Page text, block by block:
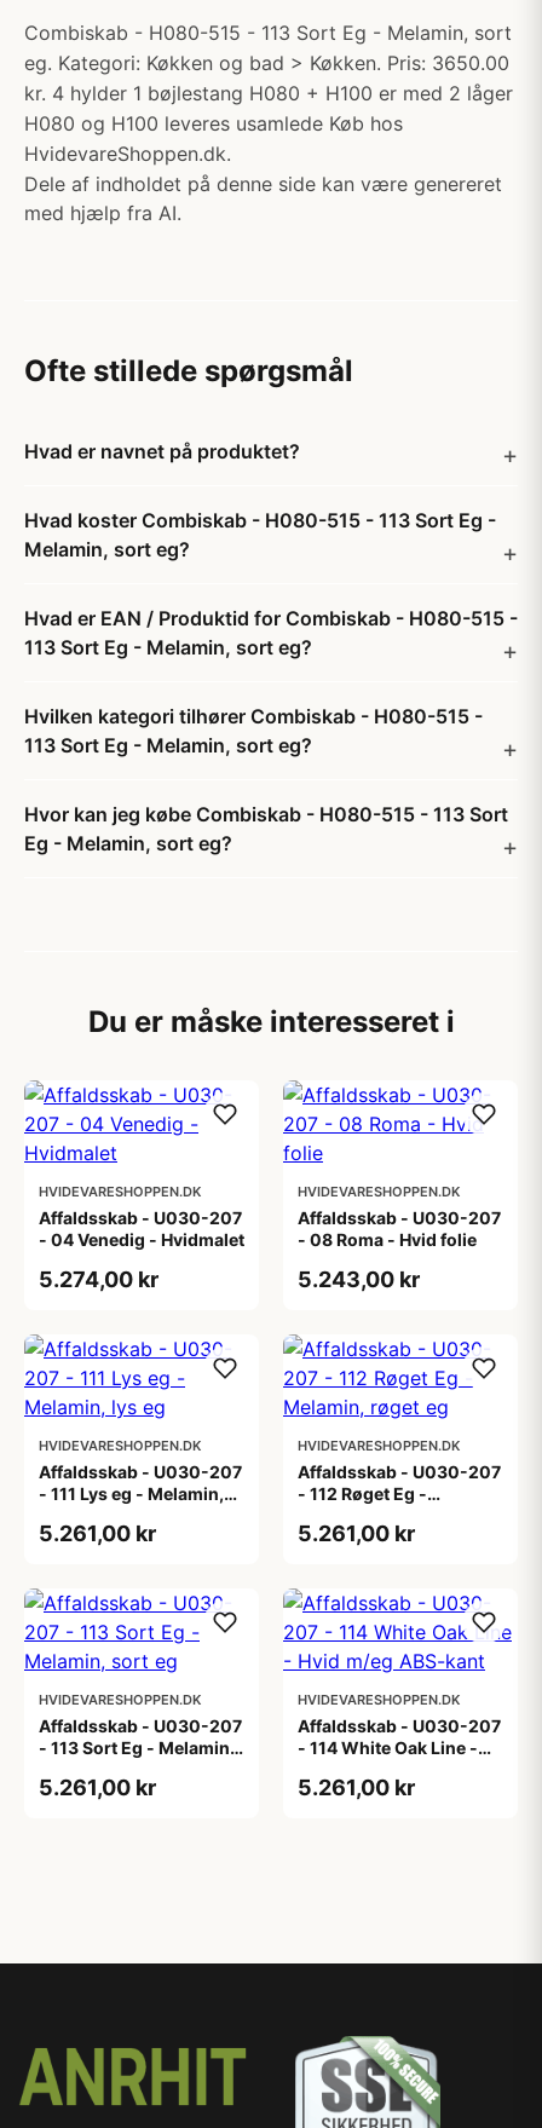
Combiskab - H080-515 - 113 Sort Eg - Melamin, sort
eg. Kategori: Køkken og bad > Køkken. Pris: 3650.00
kr. 4 hylder 1 bøjlestang H080 + H100 er med 2 låger
H080 og H100 leveres usamlede Køb hos
HvidevareShoppen.dk.
Dele af indholdet på denne side kan være genereret
med hjælp fra AI.
Ofte stillede spørgsmål
Hvad er navnet på produktet?
Hvad koster Combiskab - H080-515 - 113 Sort Eg -
Melamin, sort eg?
Hvad er EAN / Produktid for Combiskab - H080-515 -
113 Sort Eg - Melamin, sort eg?
Hvilken kategori tilhører Combiskab - H080-515 -
113 Sort Eg - Melamin, sort eg?
Hvor kan jeg købe Combiskab - H080-515 - 113 Sort
Eg - Melamin, sort eg?
Du er måske interesseret i
HVIDEVARESHOPPEN.DK
Affaldsskab - U030-207
- 04 Venedig - Hvidmalet
5.274,00 kr
HVIDEVARESHOPPEN.DK
Affaldsskab - U030-207
- 08 Roma - Hvid folie
5.243,00 kr
HVIDEVARESHOPPEN.DK
Affaldsskab - U030-207
- 111 Lys eg - Melamin,
5.261,00 kr
HVIDEVARESHOPPEN.DK
Affaldsskab - U030-207
- 112 Røget Eg -
5.261,00 kr
HVIDEVARESHOPPEN.DK
Affaldsskab - U030-207
- 113 Sort Eg - Melamin,
5.261,00 kr
HVIDEVARESHOPPEN.DK
Affaldsskab - U030-207
- 114 White Oak Line -
5.261,00 kr